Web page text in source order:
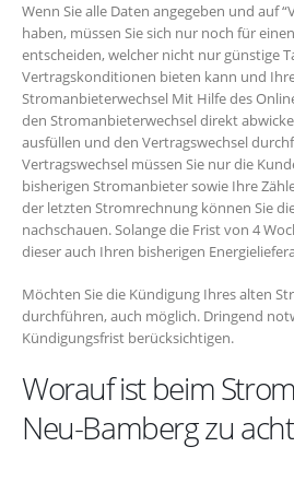
Wenn Sie alle Daten angegeben und auf
haben, müssen Sie sich nur noch für
entscheiden, welcher nicht nur günstige
Vertragskonditionen bieten kann und
Stromanbieterwechsel Mit Hilfe des
den Stromanbieterwechsel direkt
ausfüllen und den Vertragswechsel
Vertragswechsel müssen Sie nur die
bisherigen Stromanbieter sowie Ihre
der letzten Stromrechnung können Sie
nachschauen. Solange die Frist von 4
dieser auch Ihren bisherigen
Möchten Sie die Kündigung Ihres alten
durchführen, auch möglich. Dringend
Kündigungsfrist berücksichtigen.
Worauf ist beim
Neu-Bamberg zu